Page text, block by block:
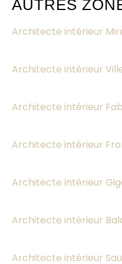
AUTRES
Architecte intérieur
Architecte intérieur
Architecte intérieur
Architecte intérieur
Architecte intérieur
Architecte intérieur
Architecte intérieur